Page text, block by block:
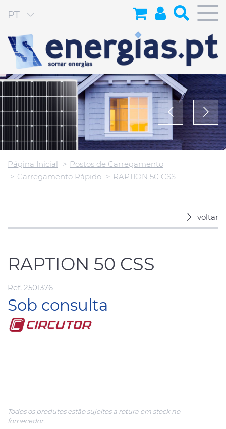
PT
Página Inicial
Postos de Carregamento
Carregamento Rápido
RAPTION 50 CSS
voltar
RAPTION 50 CSS
Ref. 2501376
Sob consulta
Todos os produtos estão sujeitos a rotura em stock no
fornecedor.